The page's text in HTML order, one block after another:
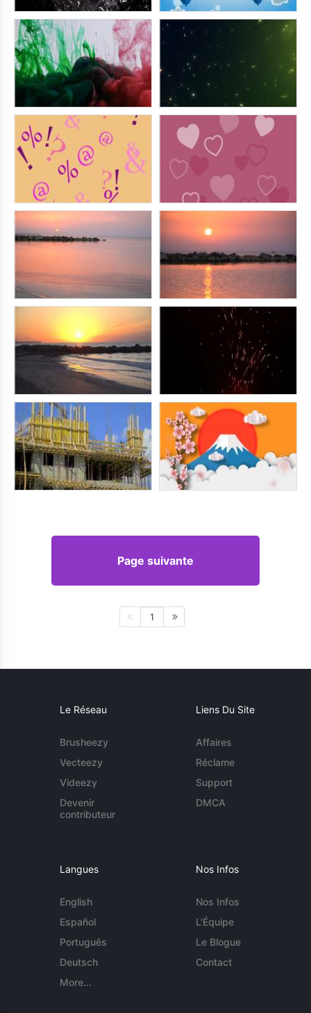
Page suivante
1
Le Réseau
Brusheezy
Vecteezy
Videezy
Devenir
contributeur
Liens Du Site
Affaires
Réclame
Support
DMCA
Langues
English
Español
Português
Deutsch
More...
Nos Infos
Nos Infos
L'Équipe
Le Blogue
Contact